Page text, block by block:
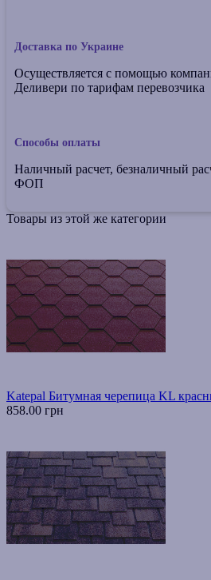
Доставка по Украине
Осуществляется с помощью
Деливери по тарифам перевозчика
Способы оплаты
Наличный расчет, безналичный
ФОП
Товары из этой же категории
Katepal Битумная черепица KL
858.00 грн